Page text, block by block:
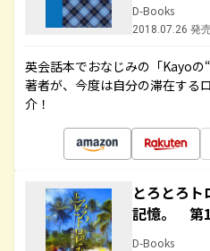
D-Books
2018.07.26 発
英会話本でおなじみの「Kayoの
著者が、今度は自分の滞在する
介！
とろとろ
記憶。 第
D-Books